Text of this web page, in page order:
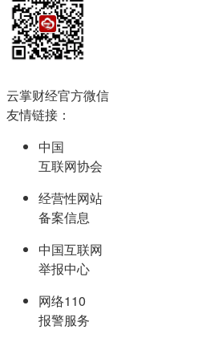
云掌财经官方微信
友情链接：
中国
互联网协会
经营性网站
备案信息
中国互联网
举报中心
网络110
报警服务